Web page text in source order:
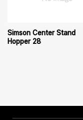
Simson Center Stand
Hopper 28